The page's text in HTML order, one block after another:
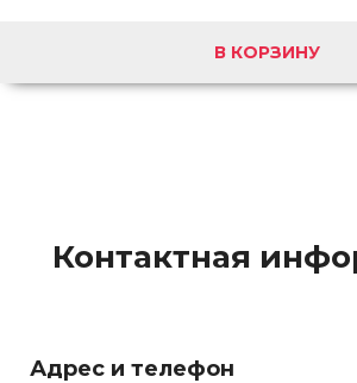
В КОРЗИНУ
Контактная
Адрес и телефон